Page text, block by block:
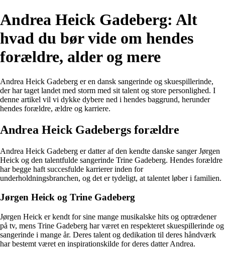
Andrea Heick Gadeberg: Alt
hvad du bør vide om hendes
forældre, alder og mere
Andrea Heick Gadeberg er en dansk sangerinde og skuespillerinde,
der har taget landet med storm med sit talent og store personlighed. I
denne artikel vil vi dykke dybere ned i hendes baggrund, herunder
hendes forældre, ældre og karriere.
Andrea Heick Gadebergs forældre
Andrea Heick Gadeberg er datter af den kendte danske sanger Jørgen
Heick og den talentfulde sangerinde Trine Gadeberg. Hendes forældre
har begge haft succesfulde karrierer inden for
underholdningsbranchen, og det er tydeligt, at talentet løber i familien.
Jørgen Heick og Trine Gadeberg
Jørgen Heick er kendt for sine mange musikalske hits og optrædener
på tv, mens Trine Gadeberg har været en respekteret skuespillerinde og
sangerinde i mange år. Deres talent og dedikation til deres håndværk
har bestemt været en inspirationskilde for deres datter Andrea.